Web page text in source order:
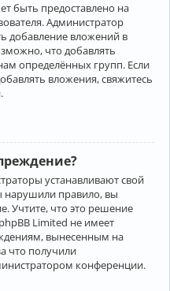
быть предоставлено на
Администратор
добавление вложений в
что добавлять
определённых групп. Если
вложения, свяжитесь
устанавливают свой
нарушили правило, вы
Учтите, что это решение
Limited не имеет
вынесенным на
что получили
конференции.